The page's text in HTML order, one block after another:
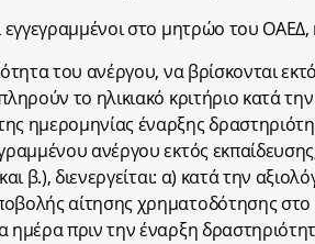
εγγεγραμμένοι στο μητρώο του ΟΑΕΔ,
του ανέργου, να βρίσκονται
το ηλικιακό κριτήριο κατά
ημερομηνίας έναρξης
ανέργου εκτός
β.), διενεργείται: α) κατά την
αίτησης χρηματοδότησης στο
ημέρα πριν την έναρξη